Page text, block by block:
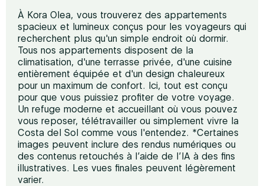
À Kora Olea, vous trouverez des appartements
spacieux et lumineux conçus pour les voyageurs qui
recherchent plus qu'un simple endroit où dormir.
Tous nos appartements disposent de la
climatisation, d'une terrasse privée, d'une cuisine
entièrement équipée et d'un design chaleureux
pour un maximum de confort. Ici, tout est conçu
pour que vous puissiez profiter de votre voyage.
Un refuge moderne et accueillant où vous pouvez
vous reposer, télétravailler ou simplement vivre la
Costa del Sol comme vous l'entendez. *Certaines
images peuvent inclure des rendus numériques ou
des contenus retouchés à l’aide de l’IA à des fins
illustratives. Les vues finales peuvent légèrement
varier.